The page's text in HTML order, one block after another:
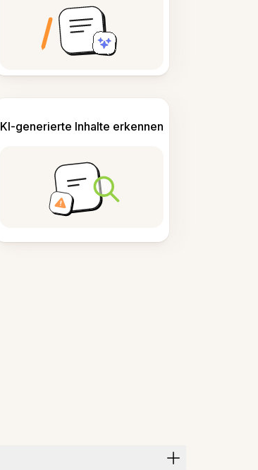
KI-generierte Inhalte erkennen